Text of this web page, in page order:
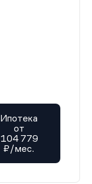
Ипотека
от
104 779
₽/мес.